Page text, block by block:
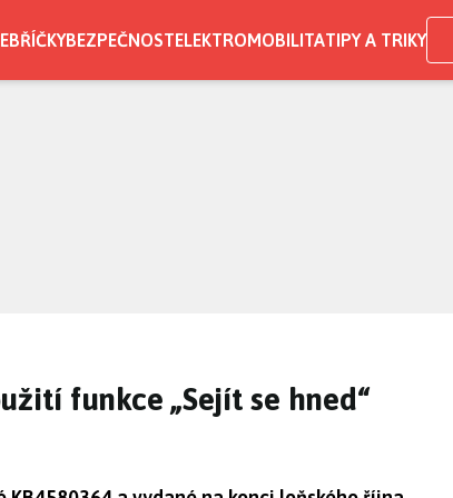
BEZPEČNOSTELEKTROMOBILITATIPY A TRIKY
funkce „Sejít se hned“